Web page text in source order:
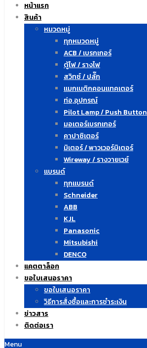
หน้าแรก
สินค้า
หมวดหมู่
ทุกหมวดหมู่
ACB / เบรกเกอร์
ตู้ไฟ / รางไฟ
สวิทซ์ / ปลั๊ก
แมกเนติกคอนแทคเตอร์
ท่อ,อุปกรณ์
Pilot Lamp / Push Button
มอเตอร์เบรกเกอร์
คาปาซิเตอร์
มิเตอร์ / พาวเวอร์มิเตอร์
Wireway / รางวายเวย์
แบรนด์
ทุกแบรนด์
Schneider
ABB
KJL
Panasonic
Mitsubishi
DENCO
แคตตาล็อก
ขอใบเสนอราคา
ขอใบเสนอราคา
วิธีการสั่งซื้อและการชำระเงิน
ข่าวสาร
ติดต่อเรา
Menu